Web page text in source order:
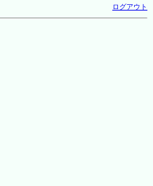
ログアウト